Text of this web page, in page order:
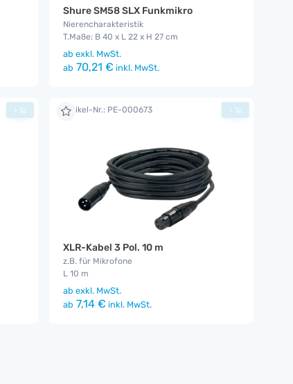
Shure SM58 SLX Funkmikro
Nierencharakteristik
T.Maße: B 40 x L 22 x H 27 cm
ab exkl. MwSt.
ab 70,21 € inkl. MwSt.
+ Artikel-Nr.: PE-000673
XLR-Kabel 3 Pol. 10 m
z.B. für Mikrofone
L 10 m
ab exkl. MwSt.
ab 7,14 € inkl. MwSt.
+